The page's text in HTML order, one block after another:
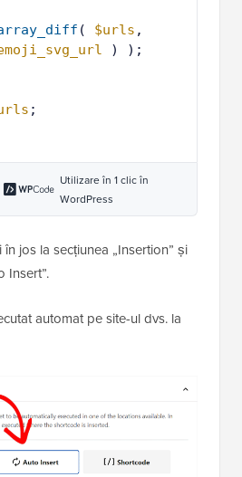
( $urls
) );
;
Utilizare în 1 clic în
WordPress
jos la secțiunea „Insertion” și
Insert”.
automat pe site-ul dvs. la